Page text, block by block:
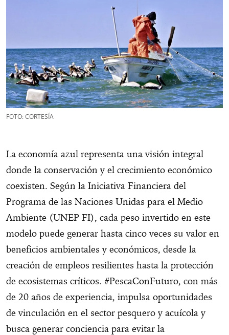
FOTO: CORTESÍA
La economía azul representa una visión integral
donde la conservación y el crecimiento económico
coexisten. Según la Iniciativa Financiera del
Programa de las Naciones Unidas para el Medio
Ambiente (UNEP FI), cada peso invertido en este
modelo puede generar hasta cinco veces su valor en
beneficios ambientales y económicos, desde la
creación de empleos resilientes hasta la protección
de ecosistemas críticos. #PescaConFuturo, con más
de 20 años de experiencia, impulsa oportunidades
de vinculación en el sector pesquero y acuícola y
busca generar conciencia para evitar la